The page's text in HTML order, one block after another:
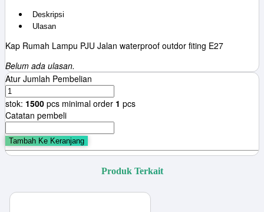
Deskripsi
Ulasan
Kap Rumah Lampu PJU Jalan waterproof outdor fiting E27
Belum ada ulasan.
Atur Jumlah Pembelian
stok: 1500 pcs minimal order 1 pcs
Catatan pembeli
Tambah Ke Keranjang
Produk Terkait